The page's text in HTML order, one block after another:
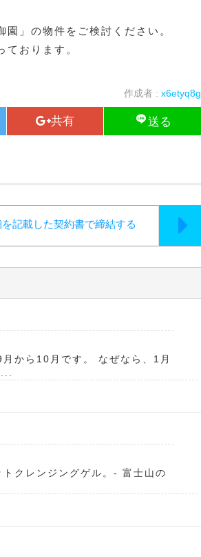
」の物件をご検討ください。
おります。
作成者 : x6etyq8g
記載した契約書で締結する
から10月です。 なぜなら、1月
クレンジングゲル。- 富士山の